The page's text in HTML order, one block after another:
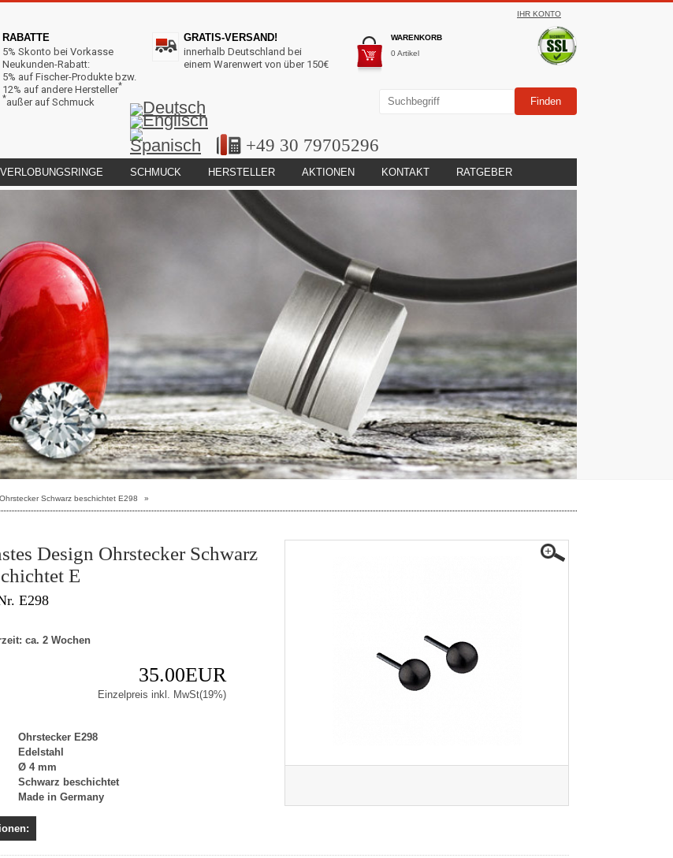
IHR KONTO
WARENKORB
0 Artikel
RABATTE
5% Skonto bei Vorkasse
Neukunden-Rabatt:
5% auf Fischer-Produkte bzw.
12% auf andere Hersteller*
*außer auf Schmuck
GRATIS-VERSAND!
innerhalb Deutschland bei
einem Warenwert von über 150€
+49 30 79705296
VERLOBUNGSRINGE SCHMUCK HERSTELLER AKTIONEN KONTAKT RATGEBER
Schwarz beschichtet E298 »
Design Ohrstecker Schwarz
E
E298
ca. 2 Wochen
35.00EUR
Einzelpreis inkl. MwSt(19%)
Ohrstecker E298
Edelstahl
Ø 4 mm
Schwarz beschichtet
Made in Germany